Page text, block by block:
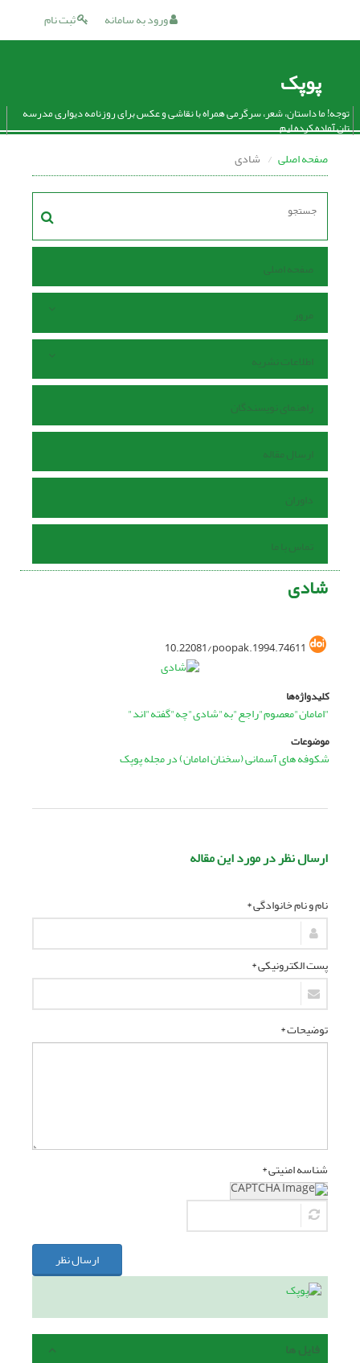
ثبت نام ورود به سامانه
پوپک
توجه! ما داستان، شعر، سرگرمی همراه با نقاشی و عکس برای روزنامه دیواری مدرسه
تان آماده کرده ایم.
صفحه اصلی شادی
صفحه اصلی
مرور
اطلاعات نشریه
راهنمای نویسندگان
ارسال مقاله
داوران
تماس با ما
شادی
10.22081/poopak.1994.74611
کلیدواژه‌ها
"امامان"معصوم"راجع"به"شادی"چه"گفته"اند"
موضوعات
شکوفه های آسمانی (سخنان امامان) در مجله پوپک
ارسال نظر در مورد این مقاله
نام و نام خانوادگی *
پست الکترونیکی *
توضیحات *
شناسه امنیتی *
ارسال نظر
فایل ها